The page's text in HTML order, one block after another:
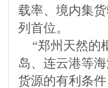
载率、境内集
列首位。
“郑州天然的
岛、连云港等
货源的有利条